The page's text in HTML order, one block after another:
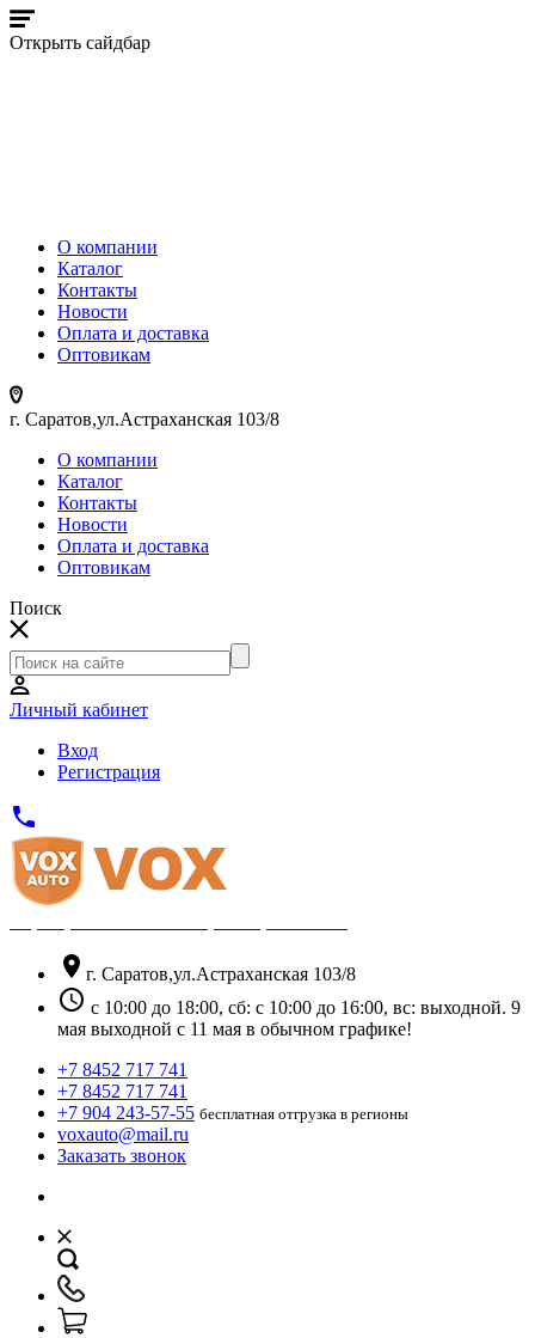
Открыть сайдбар
О компании
Каталог
Контакты
Новости
Оплата и доставка
Оптовикам
г. Саратов,ул.Астраханская 103/8
О компании
Каталог
Контакты
Новости
Оплата и доставка
Оптовикам
Поиск
Личный кабинет
Вход
Регистрация
phone
location_on г. Саратов,ул.Астраханская 103/8
schedule с 10:00 до 18:00, сб: с 10:00 до 16:00, вс: выходной. 9
мая выходной с 11 мая в обычном графике!
+7 8452 717 741
+7 8452 717 741
+7 904 243-57-55 бесплатная отгрузка в регионы
voxauto@mail.ru
Заказать звонок